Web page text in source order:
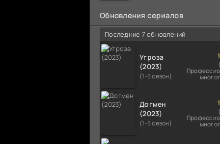
намного
Обновления сериалов
Последние 7 обновлений
Угроза
(2023)
(1-5 сезон)
Догмен
(2023)
(1-5 сезон)